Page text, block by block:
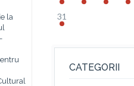
la
31
CATEGORII